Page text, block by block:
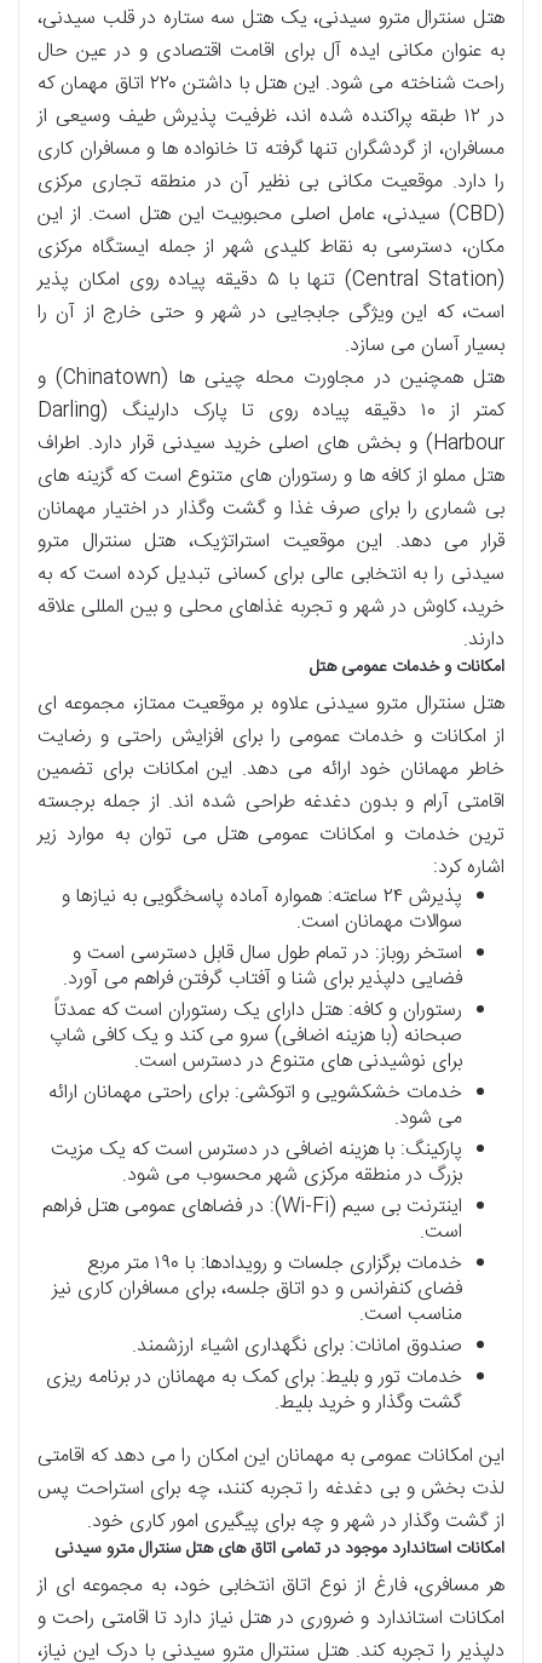
هتل سنترال مترو سیدنی، یک هتل سه ستاره در قلب سیدنی،
به عنوان مکانی ایده آل برای اقامت اقتصادی و در عین حال
راحت شناخته می شود. این هتل با داشتن ۲۲۰ اتاق مهمان که
در ۱۲ طبقه پراکنده شده اند، ظرفیت پذیرش طیف وسیعی از
مسافران، از گردشگران تنها گرفته تا خانواده ها و مسافران کاری
را دارد. موقعیت مکانی بی نظیر آن در منطقه تجاری مرکزی
(CBD) سیدنی، عامل اصلی محبوبیت این هتل است. از این
مکان، دسترسی به نقاط کلیدی شهر از جمله ایستگاه مرکزی
(Central Station) تنها با ۵ دقیقه پیاده روی امکان پذیر
است، که این ویژگی جابجایی در شهر و حتی خارج از آن را
بسیار آسان می سازد.
هتل همچنین در مجاورت محله چینی ها (Chinatown) و
کمتر از ۱۰ دقیقه پیاده روی تا پارک دارلینگ (Darling
Harbour) و بخش های اصلی خرید سیدنی قرار دارد. اطراف
هتل مملو از کافه ها و رستوران های متنوع است که گزینه های
بی شماری را برای صرف غذا و گشت وگذار در اختیار مهمانان
قرار می دهد. این موقعیت استراتژیک، هتل سنترال مترو
سیدنی را به انتخابی عالی برای کسانی تبدیل کرده است که به
خرید، کاوش در شهر و تجربه غذاهای محلی و بین المللی علاقه
دارند.
امکانات و خدمات عمومی هتل
هتل سنترال مترو سیدنی علاوه بر موقعیت ممتاز، مجموعه ای
از امکانات و خدمات عمومی را برای افزایش راحتی و رضایت
خاطر مهمانان خود ارائه می دهد. این امکانات برای تضمین
اقامتی آرام و بدون دغدغه طراحی شده اند. از جمله برجسته
ترین خدمات و امکانات عمومی هتل می توان به موارد زیر
اشاره کرد:
پذیرش ۲۴ ساعته: همواره آماده پاسخگویی به نیازها و
سوالات مهمانان است.
استخر روباز: در تمام طول سال قابل دسترسی است و
فضایی دلپذیر برای شنا و آفتاب گرفتن فراهم می آورد.
رستوران و کافه: هتل دارای یک رستوران است که عمدتاً
صبحانه (با هزینه اضافی) سرو می کند و یک کافی شاپ
برای نوشیدنی های متنوع در دسترس است.
خدمات خشکشویی و اتوکشی: برای راحتی مهمانان ارائه
می شود.
پارکینگ: با هزینه اضافی در دسترس است که یک مزیت
بزرگ در منطقه مرکزی شهر محسوب می شود.
اینترنت بی سیم (Wi-Fi): در فضاهای عمومی هتل فراهم
است.
خدمات برگزاری جلسات و رویدادها: با ۱۹۰ متر مربع
فضای کنفرانس و دو اتاق جلسه، برای مسافران کاری نیز
مناسب است.
صندوق امانات: برای نگهداری اشیاء ارزشمند.
خدمات تور و بلیط: برای کمک به مهمانان در برنامه ریزی
گشت وگذار و خرید بلیط.
این امکانات عمومی به مهمانان این امکان را می دهد که اقامتی
لذت بخش و بی دغدغه را تجربه کنند، چه برای استراحت پس
از گشت وگذار در شهر و چه برای پیگیری امور کاری خود.
امکانات استاندارد موجود در تمامی اتاق های هتل سنترال مترو سیدنی
هر مسافری، فارغ از نوع اتاق انتخابی خود، به مجموعه ای از
امکانات استاندارد و ضروری در هتل نیاز دارد تا اقامتی راحت و
دلپذیر را تجربه کند. هتل سنترال مترو سیدنی با درک این نیاز،